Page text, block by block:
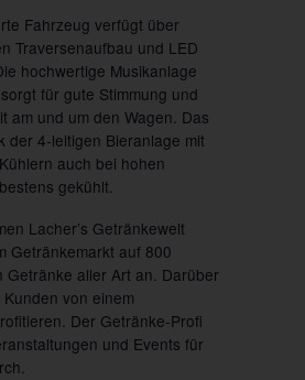
Fahrzeug verfügt über
Traversenaufbau und LED
hochwertige Musikanlage
für gute Stimmung und
am und um den Wagen. Das
der 4-leitigen Bieranlage mit
auch bei hohen
gekühlt.
Lacher’s Getränkewelt
Getränkemarkt auf 800
Getränke aller Art an. Darüber
von einem
Der Getränke-Profi
und Events für